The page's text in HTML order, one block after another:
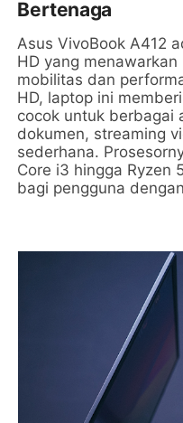
Bertenaga
Asus VivoBook A412
HD yang
mobilitas dan
HD, laptop ini
cocok untuk berbagai
dokumen, streaming
sederhana.
Core i3 hingga Ryzen
bagi pengguna